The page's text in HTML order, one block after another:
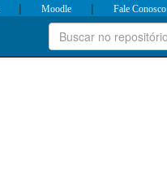
| Moodle | Fale Conosco